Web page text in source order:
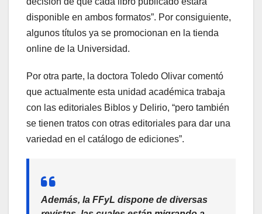
disponible en ambos formatos”. Por consiguiente,
algunos títulos ya se promocionan en la tienda
online de la Universidad.
Por otra parte, la doctora Toledo Olivar comentó
que actualmente esta unidad académica trabaja
con las editoriales Biblos y Delirio, “pero también
se tienen tratos con otras editoriales para dar una
variedad en el catálogo de ediciones”.
Además, la FFyL dispone de diversas